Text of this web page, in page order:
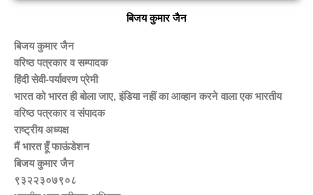
बिजय कुमार जैन
बिजय कुमार जैन
वरिष्ठ पत्रकार व सम्पादक
हिंदी सेवी-पर्यावरण प्रेमी
भारत को भारत ही बोला जाए, इंडिया नहीं का आव्हान करने वाला एक भारतीय
वरिष्ठ पत्रकार व संपादक
राष्ट्रीय अध्यक्ष
मैं भारत हूँ फाऊंडेशन
बिजय कुमार जैन
९३२२३०७९०८